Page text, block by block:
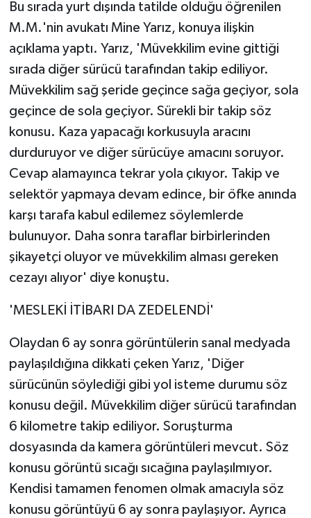
Bu sırada yurt dışında tatilde olduğu öğrenilen
M.M.'nin avukatı Mine Yarız, konuya ilişkin
açıklama yaptı. Yarız, 'Müvekkilim evine gittiği
sırada diğer sürücü tarafından takip ediliyor.
Müvekkilim sağ şeride geçince sağa geçiyor, sola
geçince de sola geçiyor. Sürekli bir takip söz
konusu. Kaza yapacağı korkusuyla aracını
durduruyor ve diğer sürücüye amacını soruyor.
Cevap alamayınca tekrar yola çıkıyor. Takip ve
selektör yapmaya devam edince, bir öfke anında
karşı tarafa kabul edilemez söylemlerde
bulunuyor. Daha sonra taraflar birbirlerinden
şikayetçi oluyor ve müvekkilim alması gereken
cezayı alıyor' diye konuştu.
'MESLEKİ İTİBARI DA ZEDELENDİ'
Olaydan 6 ay sonra görüntülerin sanal medyada
paylaşıldığına dikkati çeken Yarız, 'Diğer
sürücünün söylediği gibi yol isteme durumu söz
konusu değil. Müvekkilim diğer sürücü tarafından
6 kilometre takip ediliyor. Soruşturma
dosyasında da kamera görüntüleri mevcut. Söz
konusu görüntü sıcağı sıcağına paylaşılmıyor.
Kendisi tamamen fenomen olmak amacıyla söz
konusu görüntüyü 6 ay sonra paylaşıyor. Ayrıca